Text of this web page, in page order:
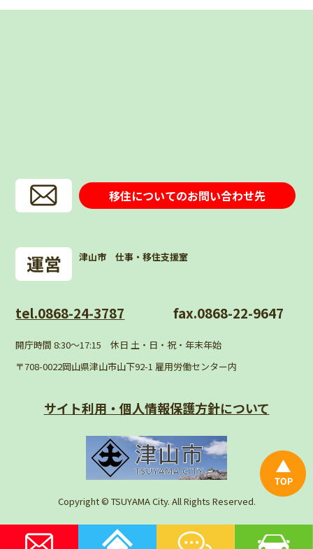
移住についてのお問い合わせ先
津山市 仕事・移住支援室
tel.0868-24-3787 fax.0868-22-9647
開庁時間 8:30〜17:15 休日 土・日・祝・年末年始
〒708-0022岡山県津山市山下92-1 雇用労働センター内
サイト利用・個人情報保護方針について
Copyright © TSUYAMA City. All Rights Reserved.